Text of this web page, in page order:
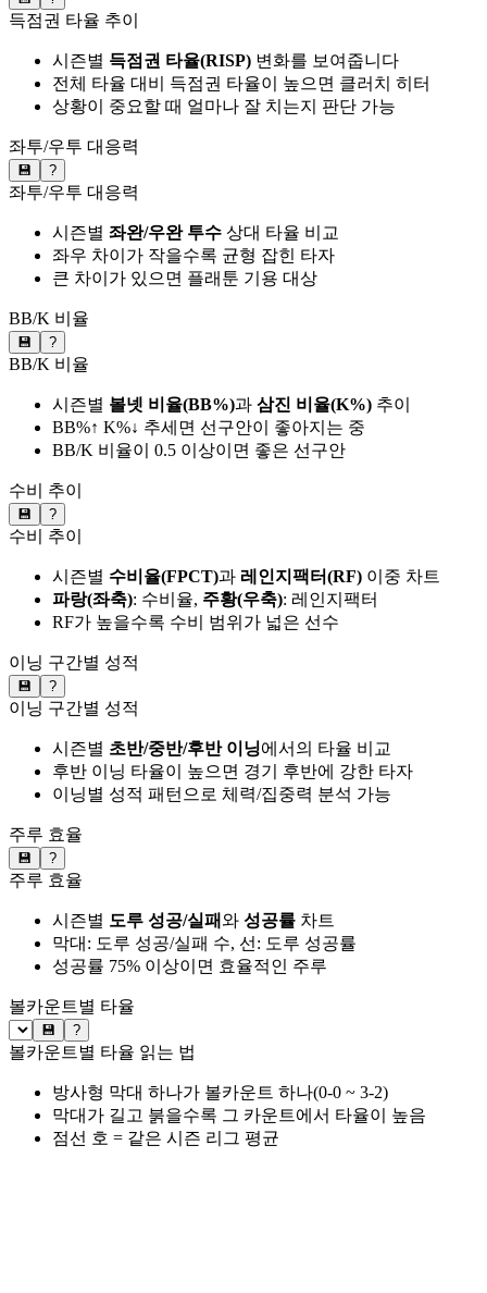
득점권 타율 추이
시즌별 득점권 타율(RISP) 변화를 보여줍니다
전체 타율 대비 득점권 타율이 높으면 클러치 히터
상황이 중요할 때 얼마나 잘 치는지 판단 가능
좌투/우투 대응력
💾 ?
좌투/우투 대응력
시즌별 좌완/우완 투수 상대 타율 비교
좌우 차이가 작을수록 균형 잡힌 타자
큰 차이가 있으면 플래툰 기용 대상
BB/K 비율
💾 ?
BB/K 비율
시즌별 볼넷 비율(BB%)과 삼진 비율(K%) 추이
BB%↑ K%↓ 추세면 선구안이 좋아지는 중
BB/K 비율이 0.5 이상이면 좋은 선구안
수비 추이
💾 ?
수비 추이
시즌별 수비율(FPCT)과 레인지팩터(RF) 이중 차트
파랑(좌축): 수비율, 주황(우축): 레인지팩터
RF가 높을수록 수비 범위가 넓은 선수
이닝 구간별 성적
💾 ?
이닝 구간별 성적
시즌별 초반/중반/후반 이닝에서의 타율 비교
후반 이닝 타율이 높으면 경기 후반에 강한 타자
이닝별 성적 패턴으로 체력/집중력 분석 가능
주루 효율
💾 ?
주루 효율
시즌별 도루 성공/실패와 성공률 차트
막대: 도루 성공/실패 수, 선: 도루 성공률
성공률 75% 이상이면 효율적인 주루
볼카운트별 타율
💾 ?
볼카운트별 타율 읽는 법
방사형 막대 하나가 볼카운트 하나(0-0 ~ 3-2)
막대가 길고 붉을수록 그 카운트에서 타율이 높음
점선 호 = 같은 시즌 리그 평균